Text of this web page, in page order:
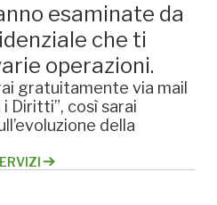
esaminate da
che ti
operazioni.
gratuitamente via mail
Diritti”, così sarai
della